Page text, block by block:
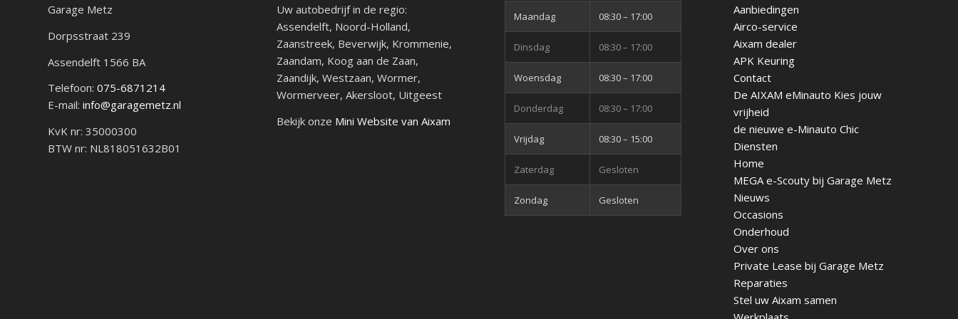
Garage Metz
Dorpsstraat 239
Assendelft 1566 BA
Telefoon: 075-6871214
E-mail: info@garagemetz.nl
KvK nr: 35000300
BTW nr: NL818051632B01
Uw autobedrijf in de regio:
Assendelft, Noord-Holland,
Zaanstreek, Beverwijk, Krommenie,
Zaandam, Koog aan de Zaan,
Zaandijk, Westzaan, Wormer,
Wormerveer, Akersloot, Uitgeest
Bekijk onze Mini Website van Aixam
Maandag 08:30– 17:00
Dinsdag 08:30– 17:00
Woensdag 08:30– 17:00
Donderdag 08:30– 17:00
Vrijdag 08:30– 15:00
Zaterdag Gesloten
Zondag Gesloten
Aanbiedingen
Airco-service
Aixam dealer
APK Keuring
Contact
De AIXAM eMinauto Kies jouw
vrijheid
de nieuwe e-Minauto Chic
Diensten
Home
MEGA e-Scouty bij Garage Metz
Nieuws
Occasions
Onderhoud
Over ons
Private Lease bij Garage Metz
Reparaties
Stel uw Aixam samen